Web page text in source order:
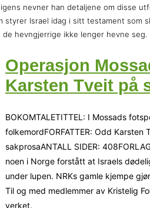
nevner han detaljene om disse
styrer Israel idag i sitt testament som
de hevngjerrige ikke lenger hevne seg.
Operasjon
Karsten Tveit på
BOKOMTALETITTEL: I Mossads
folkemordFORFATTER: Odd Karsten
sakprosaANTALL SIDER:
noen i Norge forstått at Israels
under lupen. NRKs gamle kjempe
Til og med medlemmer av Kristelig
verket.